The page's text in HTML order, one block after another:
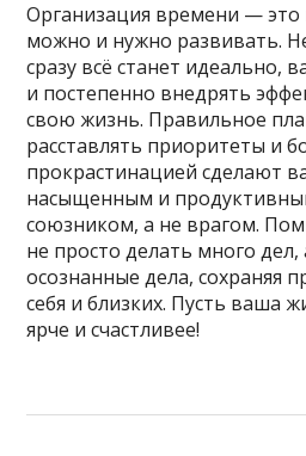
Организация времени —
можно и нужно развивать.
сразу всё станет идеально,
и постепенно внедрять
свою жизнь. Правильное
расставлять приоритеты и
прокрастинацией сделают
насыщенным и
союзником, а не врагом.
не просто делать много
осознанные дела, сохраняя
себя и близких. Пусть ваша
ярче и счастливее!